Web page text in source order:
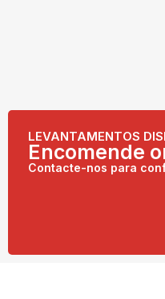
LEVANTAMENTOS
Encomende
Contacte-nos para